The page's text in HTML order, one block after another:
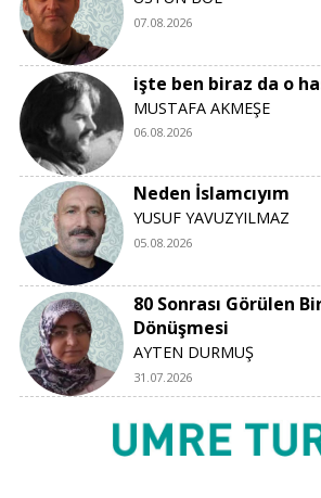
07.08.2026
işte ben biraz da o
MUSTAFA AKMEŞE
06.08.2026
Neden İslamcıyım
YUSUF YAVUZYILMAZ
05.08.2026
80 Sonrası Görülen
Dönüşmesi
AYTEN DURMUŞ
31.07.2026